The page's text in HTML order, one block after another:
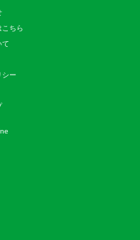
こちら
て
シー